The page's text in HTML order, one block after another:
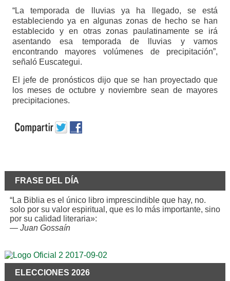
“La temporada de lluvias ya ha llegado, se está
estableciendo ya en algunas zonas de hecho se han
establecido y en otras zonas paulatinamente se irá
asentando esa temporada de lluvias y vamos
encontrando mayores volúmenes de precipitación”,
señaló Euscategui.
El jefe de pronósticos dijo que se han proyectado que
los meses de octubre y noviembre sean de mayores
precipitaciones.
FRASE DEL DÍA
“La Biblia es el único libro imprescindible que hay, no.
solo por su valor espiritual, que es lo más importante, sino
por su calidad literaria»:
— Juan Gossaín
ELECCIONES 2026